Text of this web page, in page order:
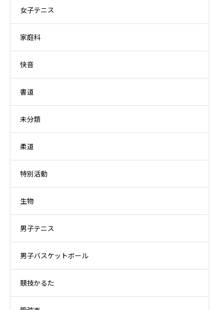
女子テニス
家庭科
快音
書道
未分類
柔道
特別活動
生物
男子テニス
男子バスケットボール
競技かるた